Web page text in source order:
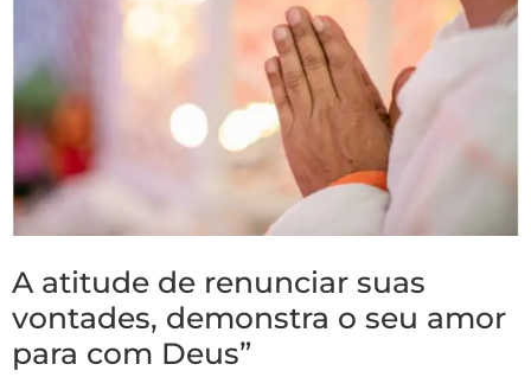
A atitude de renunciar suas
vontades, demonstra o seu amor
para com Deus”